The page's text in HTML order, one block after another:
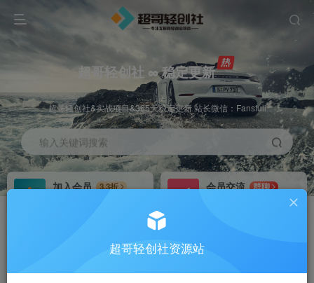
超哥轻创社 ∞ 稳定更新
超哥轻创社&实战项目&365天稳定更新 站长微信：Fansfuli
输入关键词搜索
加入会员
3.3折
会员交流
群聊
推广返佣高达70%超哥轻创社资源站